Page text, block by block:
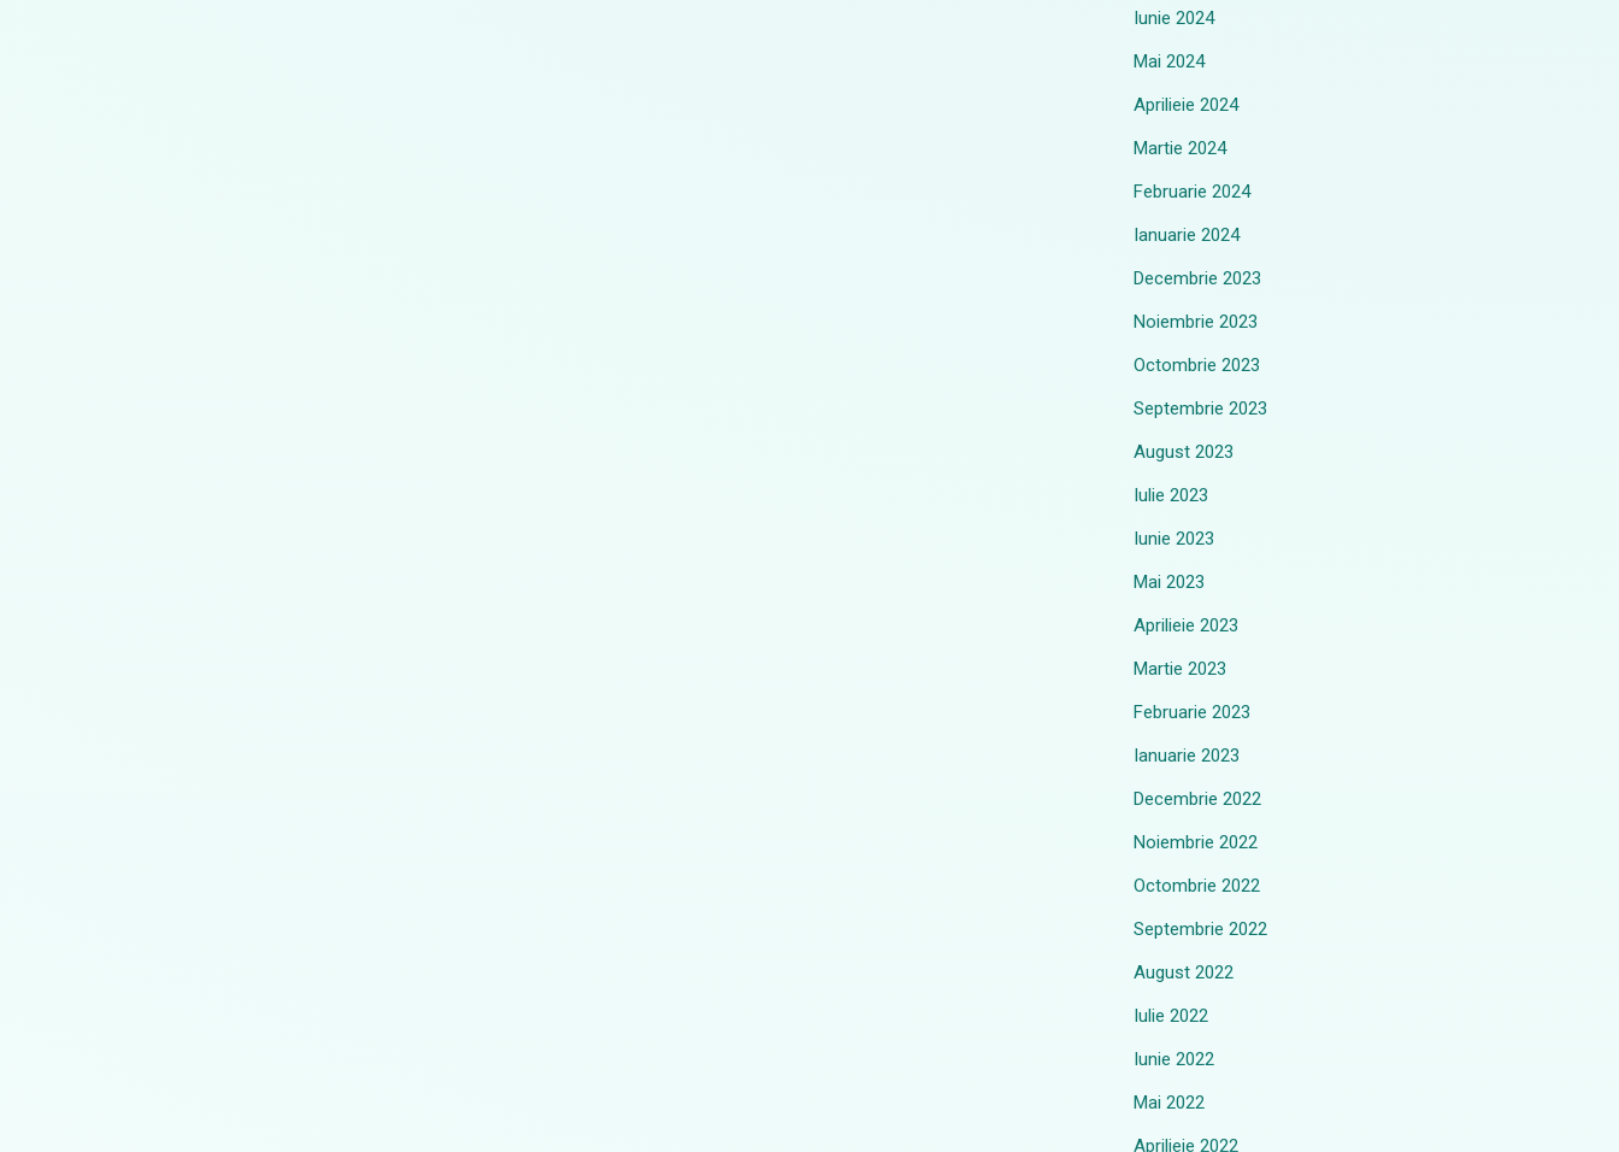
Iunie 2024
Mai 2024
Aprilieie 2024
Martie 2024
Februarie 2024
Ianuarie 2024
Decembrie 2023
Noiembrie 2023
Octombrie 2023
Septembrie 2023
August 2023
Iulie 2023
Iunie 2023
Mai 2023
Aprilieie 2023
Martie 2023
Februarie 2023
Ianuarie 2023
Decembrie 2022
Noiembrie 2022
Octombrie 2022
Septembrie 2022
August 2022
Iulie 2022
Iunie 2022
Mai 2022
Aprilieie 2022